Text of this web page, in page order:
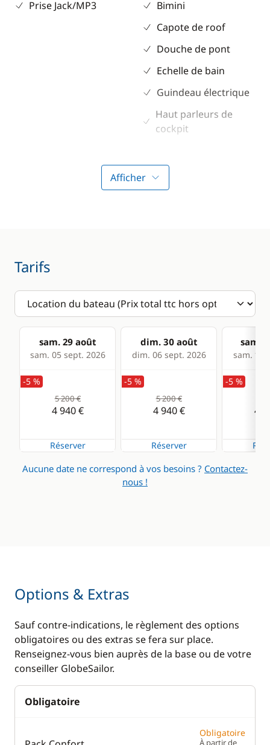
Prise Jack/MP3
Bimini
Capote de roof
Douche de pont
Echelle de bain
Guindeau électrique
Haut parleurs de
cockpit
en teck
Table de cockpit
Anémomètre
Convertisseur 220V
GPS
Lecteur de cartes
Loch - Speedo
Pilote automatique
Sondeur
Guide & cartes
Cuisine
éléctrique
Confort
Afficher
Tarifs
sam. 29 août
sam. 05 sept. 2026
dim. 30 août
dim. 06 sept. 2026
sam.
sam. 12
-5 %
5 200 €
4 940 €
Réserver
-5 %
5 200 €
4 940 €
Réserver
-5 %
4
Aucune date ne correspond à vos besoins ? Contactez-
nous !
Options & Extras
Sauf contre-indications, le règlement des options
obligatoires ou des extras se fera sur place.
Renseignez-vous bien auprès de la base ou de votre
conseiller GlobeSailor.
Obligatoire
Obligatoire
À partir de